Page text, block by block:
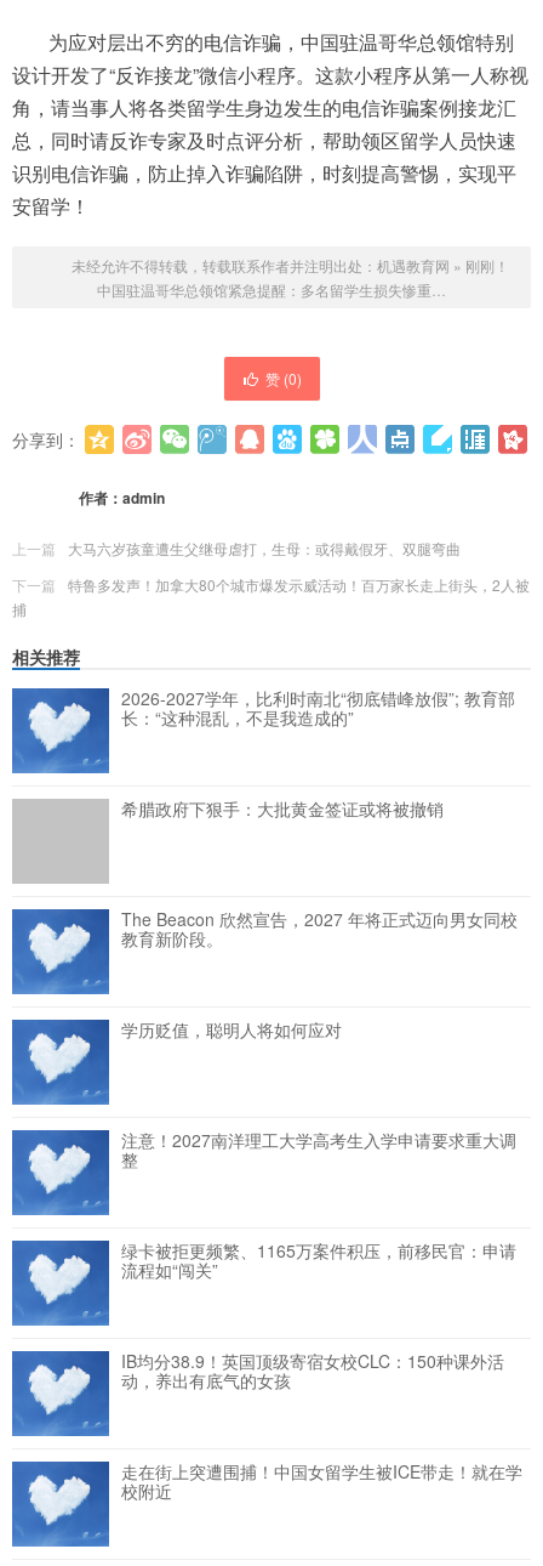
为应对层出不穷的电信诈骗，中国驻温哥华总领馆特别
设计开发了“反诈接龙”微信小程序。这款小程序从第一人称视
角，请当事人将各类留学生身边发生的电信诈骗案例接龙汇
总，同时请反诈专家及时点评分析，帮助领区留学人员快速
识别电信诈骗，防止掉入诈骗陷阱，时刻提高警惕，实现平
安留学！
未经允许不得转载，转载联系作者并注明出处： 机遇教育网 » 刚刚！
中国驻温哥华总领馆紧急提醒：多名留学生损失惨重…
赞 (0)
分享到：
作者： admin
上一篇
大马六岁孩童遭生父继母虐打，生母：或得戴假牙、双腿弯曲
下一篇
特鲁多发声！加拿大80个城市爆发示威活动！百万家长走上街头，2人被
捕
相关推荐
2026-2027学年，比利时南北“彻底错峰放假”; 教育部
长：“这种混乱，不是我造成的”
希腊政府下狠手：大批黄金签证或将被撤销
The Beacon 欣然宣告，2027 年将正式迈向男女同校
教育新阶段。
学历贬值，聪明人将如何应对
注意！2027南洋理工大学高考生入学申请要求重大调
整
绿卡被拒更频繁、1165万案件积压，前移民官：申请
流程如“闯关”
IB均分38.9！英国顶级寄宿女校CLC：150种课外活
动，养出有底气的女孩
走在街上突遭围捕！中国女留学生被ICE带走！就在学
校附近